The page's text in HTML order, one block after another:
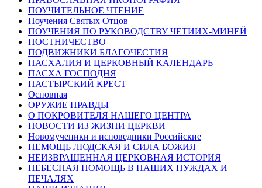
ПОУЧИТЕЛЬНОЕ ЧТЕНИЕ
Поучения Святых Отцов
ПОУЧЕНИЯ ПО РУКОВОДСТВУ ЧЕТИИХ-МИНЕЙ
ПОСТНИЧЕСТВО
ПОДВИЖНИКИ БЛАГОЧЕСТИЯ
ПАСХАЛИЯ И ЦЕРКОВНЫЙ КАЛЕНДАРЬ
ПАСХА ГОСПОДНЯ
ПАСТЫРСКИЙ КРЕСТ
Основная
ОРУЖИЕ ПРАВДЫ
О ПОКРОВИТЕЛЯ НАШЕГО ЦЕНТРА
НОВОСТИ ИЗ ЖИЗНИ ЦЕРКВИ
Новомученики и исповедники Российские
НЕМОЩЬ ЛЮДСКАЯ И СИЛА БОЖИЯ
НЕИЗВРАЩЕННАЯ ЦЕРКОВНАЯ ИСТОРИЯ
НЕБЕСНАЯ ПОМОЩЬ В НАШИХ НУЖДАХ И
ПЕЧАЛЯХ